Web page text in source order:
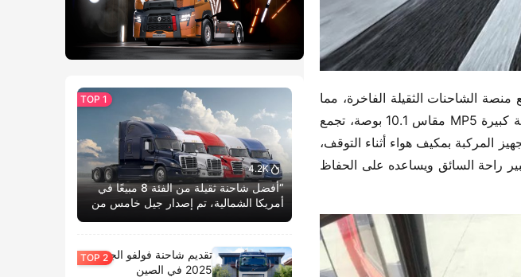
4.2K
“أفضل شاحنة ثقيلة من الفئة 8 مبيعًا في
أمريكا الشمالية، تم إصدار جيل خامس من
تقديم شاحنة فولفو الجديدة
2025 في الصين